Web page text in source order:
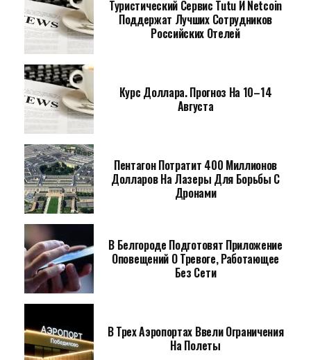
Туристический Сервис Tutu И Netcoin
Поддержат Лучших Сотрудников
Российских Отелей
Курс Доллара. Прогноз На 10–14
Августа
Пентагон Потратит 400 Миллионов
Долларов На Лазеры Для Борьбы С
Дронами
В Белгороде Подготовят Приложение
Оповещений О Тревоге, Работающее
Без Сети
В Трех Аэропортах Ввели Ограничения
На Полеты